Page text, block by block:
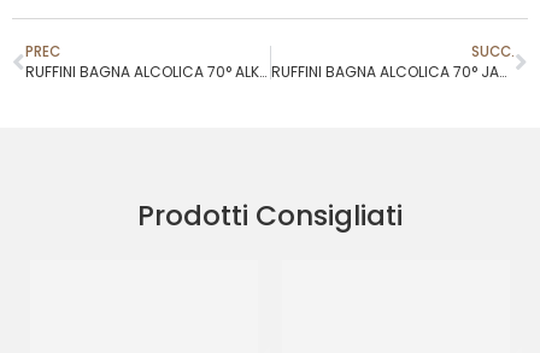
PREC
RUFFINI BAGNA ALCOLICA 70° ALKERMES
SUCC.
RUFFINI BAGNA ALCOLICA 70° JAMAICA ELITE
Prodotti Consigliati